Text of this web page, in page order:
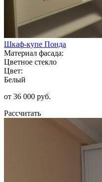
Шкаф-купе Понда
Материал фасада:
Цветное стекло
Цвет:
Белый
от 36 000 руб.
Рассчитать